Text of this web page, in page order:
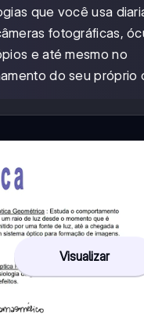
que você usa
fotográficas,
e até mesmo no
do seu próprio
Visualizar